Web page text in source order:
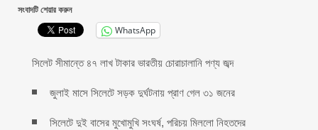
সংবাদটি শেয়ার করুন
WhatsApp
সিলেট সীমান্তে ৪৭ লাখ টাকার ভারতীয় চোরাচালানি পণ্য জব্দ
জুলাই মাসে সিলেটে সড়ক দুর্ঘটনায় প্রাণ গেল ৩১ জনের
সিলেটে দুই বাসের মুখোমুখি সংঘর্ষ, পরিচয় মিললো নিহতদের